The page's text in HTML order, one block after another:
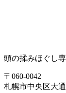
頭の揉みほぐし
〒060-0042
札幌市中央区大